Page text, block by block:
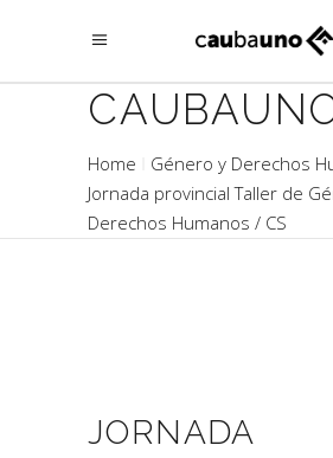
Home
Género y Derechos
Jornada provincial Taller de
Derechos Humanos / CS
JORNADA